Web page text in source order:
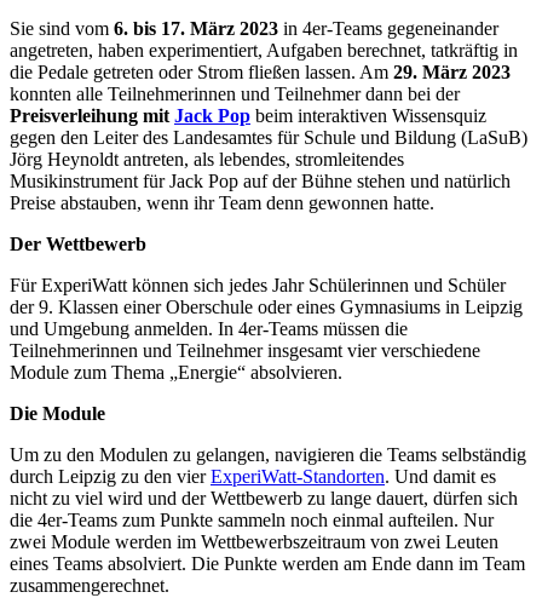
Sie sind vom 6. bis 17. März 2023 in 4er-Teams gegeneinander
angetreten, haben experimentiert, Aufgaben berechnet, tatkräftig in
die Pedale getreten oder Strom fließen lassen. Am 29. März 2023
konnten alle Teilnehmerinnen und Teilnehmer dann bei der
Preisverleihung mit Jack Pop beim interaktiven Wissensquiz
gegen den Leiter des Landesamtes für Schule und Bildung (LaSuB)
Jörg Heynoldt antreten, als lebendes, stromleitendes
Musikinstrument für Jack Pop auf der Bühne stehen und natürlich
Preise abstauben, wenn ihr Team denn gewonnen hatte.
Der Wettbewerb
Für ExperiWatt können sich jedes Jahr Schülerinnen und Schüler
der 9. Klassen einer Oberschule oder eines Gymnasiums in Leipzig
und Umgebung anmelden. In 4er-Teams müssen die
Teilnehmerinnen und Teilnehmer insgesamt vier verschiedene
Module zum Thema „Energie“ absolvieren.
Die Module
Um zu den Modulen zu gelangen, navigieren die Teams selbständig
durch Leipzig zu den vierExperiWatt-Standorten. Und damit es
nicht zu viel wird und der Wettbewerb zu lange dauert, dürfen sich
die 4er-Teams zum Punkte sammeln noch einmal aufteilen. Nur
zwei Module werden im Wettbewerbszeitraum von zwei Leuten
eines Teams absolviert. Die Punkte werden am Ende dann im Team
zusammengerechnet.